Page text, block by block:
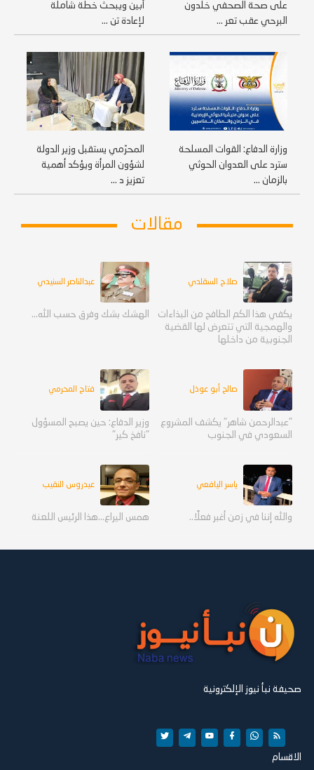
على صحة الصحفي خلدون
البرحي عقب تعر ...
أبين ويبحث خطة شاملة
لإعادة تن ...
وزارة الدفاع: القوات المسلحة
سترد على العدوان الحوثي
بالزمان ...
المحرّمي يستقبل وزير الدولة
لشؤون المرأة ويؤكد أهمية
تعزيز د ...
مقالات
صلاح السقلدي
يكفي هذا الكم الطافح من البذاءات
والهمجية التي تتعرض لها القضية
الجنوبية من داخلها
عبدالناصر السنيدي
الهشك بشك وفرق حسب الله...
صالح أبو عوذل
"عبدالرحمن شاهر" يكشف المشروع
السعودي في الجنوب
فتاح المحرمي
وزير الدفاع: حين يصبح المسؤول
"نافخ كير"
ياسر اليافعي
والله إننا في زمن أغبر فعلًا..
عيدروس النقيب
همس اليراع...هذا الرئيس اللعنة
صحيفة نبأ نيوز الإلكترونية
الاقسام